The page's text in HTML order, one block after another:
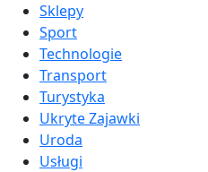
Sklepy
Sport
Technologie
Transport
Turystyka
Ukryte Zajawki
Uroda
Usługi